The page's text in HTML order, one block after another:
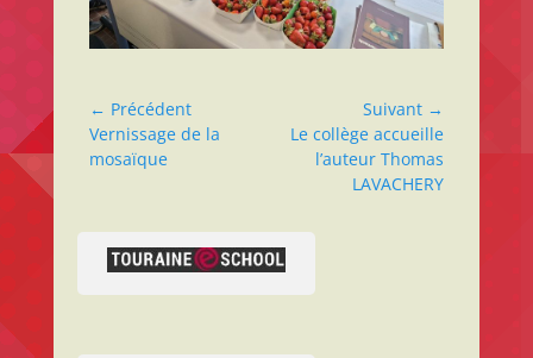
← Précédent
Vernissage de la
mosaïque
Suivant →
Le collège accueille
l’auteur Thomas
LAVACHERY